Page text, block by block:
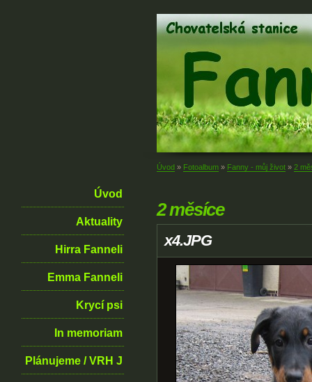
Úvod
Aktuality
Hirra Fanneli
Emma Fanneli
Krycí psi
In memoriam
Plánujeme / VRH J
Úvod » Fotoalbum » Fanny - můj život » 2
2 měsíce
x4.JPG